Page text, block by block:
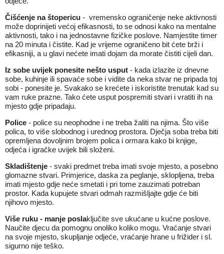
Čišćenje na štopericu - vremensko ograničenje neke aktivnosti
može doprinijeti većoj efikasnosti, to se odnosi kako na mentalne
aktivnosti, tako i na jednostavne fizičke poslove. Namjestite timer
na 20 minuta i čistite. Kad je vrijeme ograničeno bit ćete brži i
efikasniji, a u glavi nećete imati dojam da morate čistiti cijeli dan.
Iz sobe uvijek ponesite nešto usput - kada izlazite iz dnevne
sobe, kuhinje ili spavaće sobe i vidite da neka stvar ne pripada toj
sobi - ponesite je. Svakako se krećete i iskoristite trenutak kad su
vam ruke prazne. Tako ćete usput pospremiti stvari i vratiti ih na
mjesto gdje pripadaju.
Police - police su neophodne i ne treba žaliti na njima. Što više
polica, to više slobodnog i urednog prostora. Dječja soba treba biti
opremljena dovoljnim brojem polica i ormara kako bi knjige,
odjeća i igračke uvijek bili složeni.
Skladištenje - svaki predmet treba imati svoje mjesto, a posebno
glomazne stvari. Primjerice, daska za peglanje, sklopljena, treba
imati mjesto gdje neće smetati i pri tome zauzimati potreban
prostor. Kada kupujete stvari odmah razmišljajte gdje će biti
njihovo mjesto.
Više ruku - manje poslaključite sve ukućane u kućne poslove.
Naučite djecu da pomognu onoliko koliko mogu. Vraćanje stvari
na svoje mjesto, skupljanje odjeće, vraćanje hrane u frižider i sl.
sigurno nije teško.